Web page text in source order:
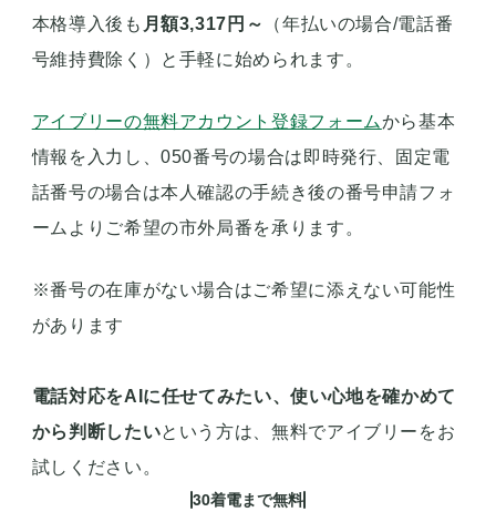
本格導入後も 月額3,317円～
（年払いの場合/電話番
号維持費除く）と手軽に始められます。
アイブリーの無料アカウント登録フォームから基本
情報を入力し、050番号の場合は即時発行、固定電
話番号の場合は本人確認の手続き後の番号申請フォ
ームよりご希望の市外局番を承ります。
※番号の在庫がない場合はご希望に添えない可能性
があります
電話対応をAIに任せてみたい、使い心地を確かめて
から判断したいという方は、無料でアイブリーをお
試しください。
30着電まで無料